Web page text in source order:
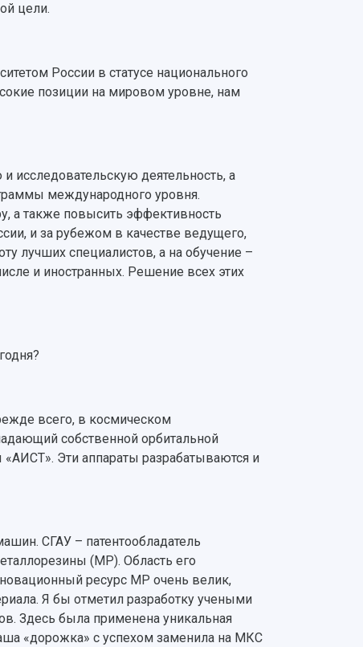
цели.
России в статусе национального
позиции на мировом уровне, нам
исследовательскую деятельность, а
международного уровня.
а также повысить эффективность
и за рубежом в качестве ведущего,
лучших специалистов, а на обучение –
и иностранных. Решение всех этих
всего, в космическом
собственной орбитальной
Эти аппараты разрабатываются и
СГАУ – патентообладатель
(МР). Область его
ресурс МР очень велик,
Я бы отметил разработку учеными
Здесь была применена уникальная
«дорожка» с успехом заменила на МКС